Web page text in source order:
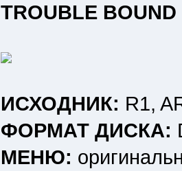
TROUBLE
ИСХОДНИК: R1,
ФОРМАТ ДИСКА:
МЕНЮ: